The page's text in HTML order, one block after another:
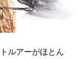
ルアーがほとん